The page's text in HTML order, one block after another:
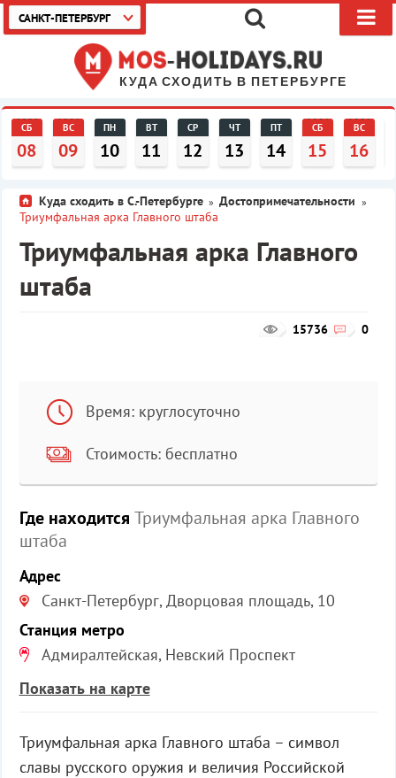
КУДА СХОДИТЬ В ПЕТЕРБУРГЕ
САНКТ-ПЕТЕРБУРГ
СБ
08
ВС
09
ПН
10
ВТ
11
СР
12
ЧТ
13
ПТ
14
СБ
15
ВС
16
Куда сходить в С.-Петербурге » Достопримечательности »
Триумфальная арка Главного штаба
Триумфальная арка Главного
штаба
0
15736
Время: круглосуточно
Стоимость: бесплатно
Где находится Триумфальная арка Главного
штаба
Адрес
Санкт-Петербург, Дворцовая площадь, 10
Станция метро
Адмиралтейская, Невский Проспект
Показать на карте
Триумфальная арка Главного штаба – символ
славы русского оружия и величия Российской